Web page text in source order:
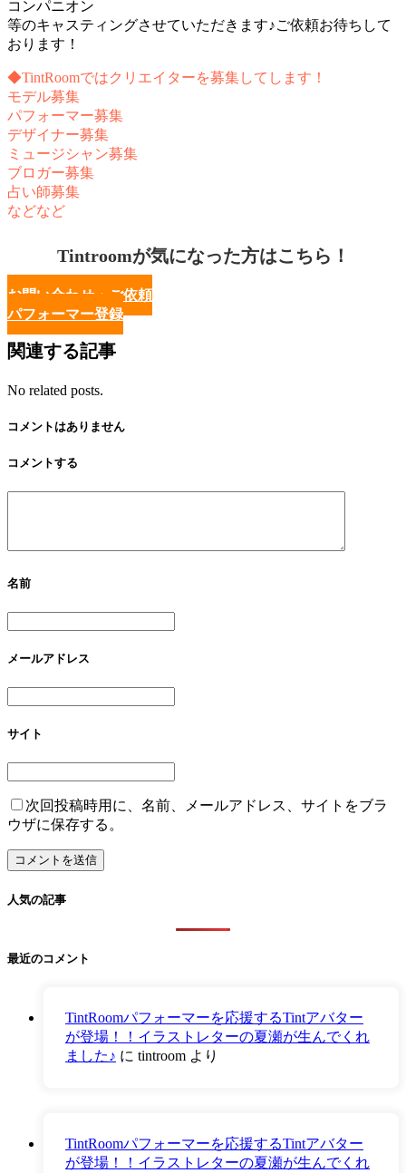
コンパニオン
等のキャスティングさせていただきます♪ご依頼お待ちして
おります！
◆TintRoomではクリエイターを募集してします！
モデル募集
パフォーマー募集
デザイナー募集
ミュージシャン募集
ブロガー募集
占い師募集
などなど
Tintroomが気になった方はこちら！
お問い合わせ・ご依頼
パフォーマー登録
関連する記事
No related posts.
コメントはありません
コメントする
名前
メールアドレス
サイト
次回投稿時用に、名前、メールアドレス、サイトをブラ
ウザに保存する。
人気の記事
最近のコメント
TintRoomパフォーマーを応援するTintアバター
が登場！！イラストレターの夏瀬が生んでくれ
ました♪ に tintroom より
TintRoomパフォーマーを応援するTintアバター
が登場！！イラストレターの夏瀬が生んでくれ